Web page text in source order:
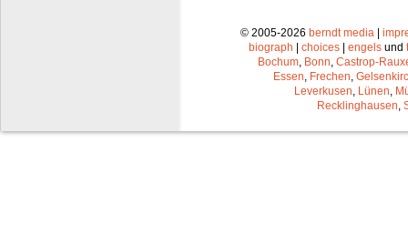
© 2005-2026 berndt media |
biograph | choices | engels und
Bochum Bonn Castrop-
Essen Frechen
Leverkusen Lünen
Recklinghausen